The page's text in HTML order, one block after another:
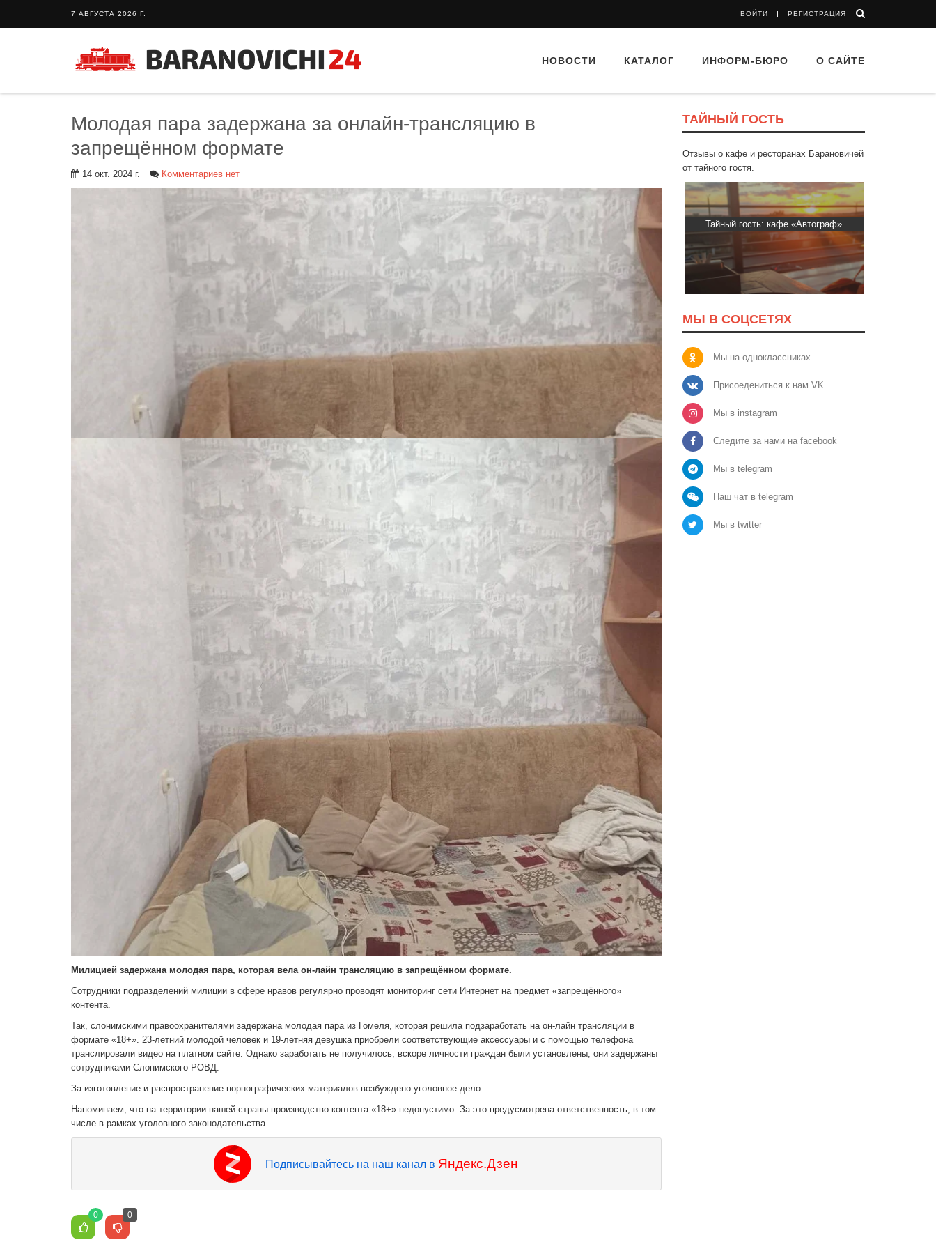
7 АВГУСТА 2026 Г. ВОЙТИ РЕГИСТРАЦИЯ
НОВОСТИ КАТАЛОГ ИНФОРМ-БЮРО О САЙТЕ
Молодая пара задержана за онлайн-трансляцию в
запрещённом формате
14 окт. 2024 г. Комментариев нет
Милицией задержана молодая пара, которая вела он-лайн трансляцию в запрещённом формате.
Сотрудники подразделений милиции в сфере нравов регулярно проводят мониторинг сети Интернет на предмет «запрещённого»
контента.
Так, слонимскими правоохранителями задержана молодая пара из Гомеля, которая решила подзаработать на он-лайн трансляции в
формате «18+». 23-летний молодой человек и 19-летняя девушка приобрели соответствующие аксессуары и с помощью телефона
транслировали видео на платном сайте. Однако заработать не получилось, вскоре личности граждан были установлены, они задержаны
сотрудниками Слонимского РОВД.
За изготовление и распространение порнографических материалов возбуждено уголовное дело.
Напоминаем, что на территории нашей страны производство контента «18+» недопустимо. За это предусмотрена ответственность, в том
числе в рамках уголовного законодательства.
Подписывайтесь на наш канал в Яндекс.Дзен
0 0
ТАЙНЫЙ ГОСТЬ
Отзывы о кафе и ресторанах Барановичей
от тайного гостя.
Тайный гость: Кафе "Grand Buffet" Тайный гость: кафе «Автограф» Тайный гость: Гастропаб “Drova”
МЫ В СОЦСЕТЯХ
Мы на одноклассниках
Присоедениться к нам VK
Мы в instagram
Следите за нами на facebook
Мы в telegram
Наш чат в telegram
Мы в twitter